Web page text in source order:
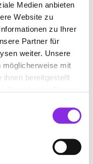
Medien anbieten
Website zu
zu Ihrer
Partner für
weiter. Unsere
möglicherweise mit
ihnen bereitgestellt